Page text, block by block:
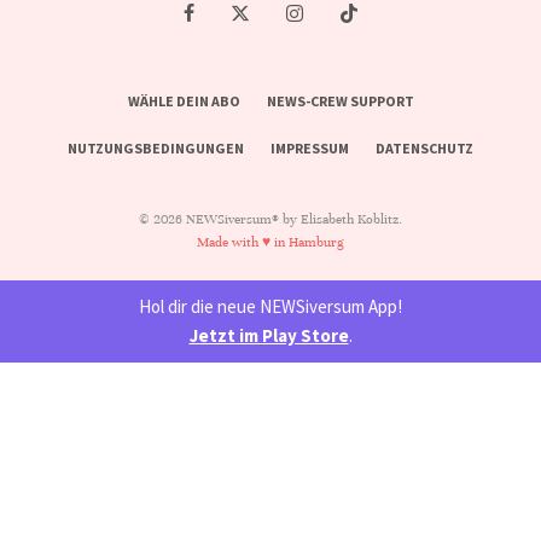
WÄHLE DEIN ABO NEWS-CREW SUPPORT
NUTZUNGSBEDINGUNGEN IMPRESSUM DATENSCHUTZ
© 2026 NEWSiversum® by Elisabeth Koblitz.
Made with ♥ in Hamburg
Hol dir die neue NEWSiversum App!
Jetzt im Play Store.